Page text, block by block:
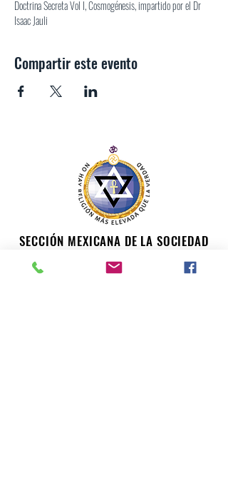
Doctrina Secreta Vol I, Cosmogénesis, impartido por el Dr
Isaac Jauli
Compartir este evento
SECCIÓN MEXICANA DE LA SOCIEDAD
TEOSÓFICA